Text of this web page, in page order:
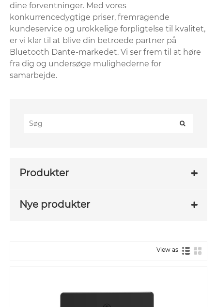
dine forventninger. Med vores
konkurrencedygtige priser, fremragende
kundeservice og urokkelige forpligtelse til kvalitet,
er vi klar til at blive din betroede partner på
Bluetooth Dante-markedet. Vi ser frem til at høre
fra dig og undersøge mulighederne for
samarbejde.
Produkter
Nye produkter
View as